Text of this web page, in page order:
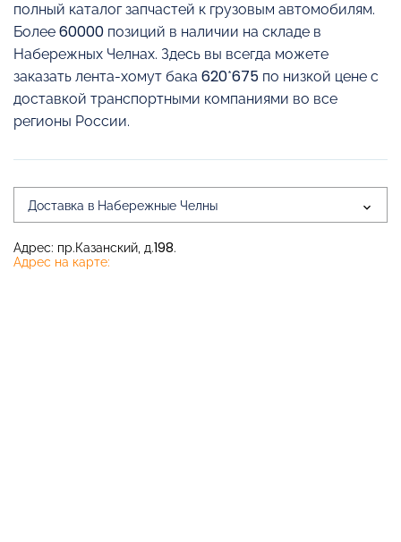
полный каталог запчастей к грузовым автомобилям.
Более 60000 позиций в наличии на складе в
Набережных Челнах. Здесь вы всегда можете
заказать лента-хомут бака 620*675 по низкой цене с
доставкой транспортными компаниями во все
регионы России.
Доставка в Набережные Челны
Адрес: пр.Казанский, д.198.
Адрес на карте: